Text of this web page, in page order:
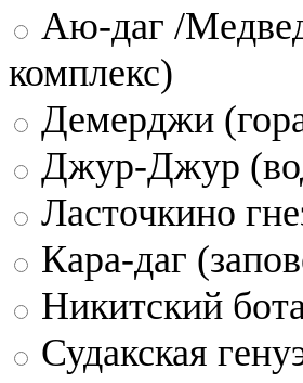
Аю-даг /
комплекс)
Демерджи
Джур-Джур
Ласточкино
Кара-даг
Никитский
Судакская